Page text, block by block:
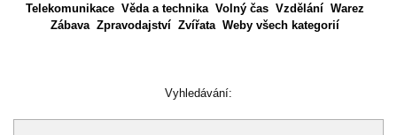
Telekomunikace Věda a technika Volný čas Vzdělání Warez
Zábava Zpravodajství Zvířata Weby všech kategorií
Vyhledávání: